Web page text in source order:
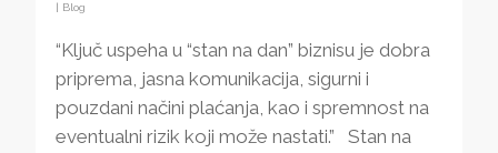
| Blog
“Ključ uspeha u “stan na dan” biznisu je dobra
priprema, jasna komunikacija, sigurni i
pouzdani načini plaćanja, kao i spremnost na
eventualni rizik koji može nastati.” Stan na